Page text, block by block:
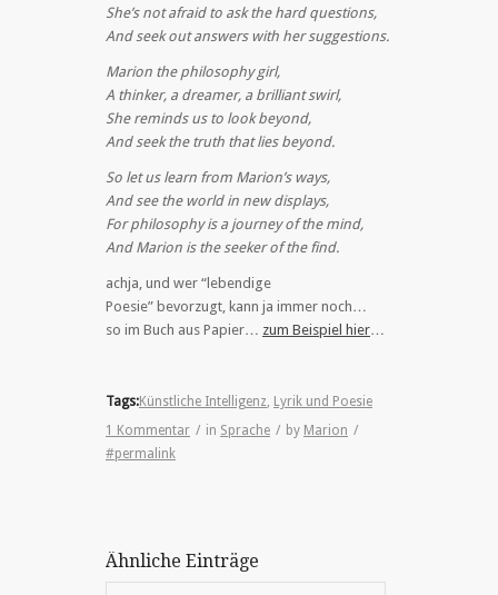
She’s not afraid to ask the hard questions,
And seek out answers with her suggestions.
Marion the philosophy girl,
A thinker, a dreamer, a brilliant swirl,
She reminds us to look beyond,
And seek the truth that lies beyond.
So let us learn from Marion’s ways,
And see the world in new displays,
For philosophy is a journey of the mind,
And Marion is the seeker of the find.
achja, und wer “lebendige
Poesie” bevorzugt, kann ja immer noch…
so im Buch aus Papier… zum Beispiel hier…
Tags:Künstliche Intelligenz Lyrik und Poesie
1 Kommentar / in Sprache / by Marion /
#permalink
Ähnliche Einträge